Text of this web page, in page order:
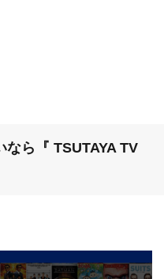
ら『 TSUTAYA TV